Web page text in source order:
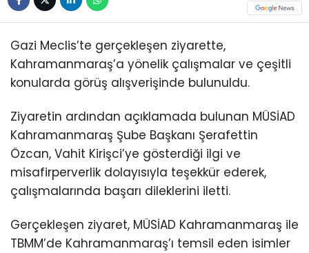
Gazi Meclis’te gerçekleşen ziyarette,
Kahramanmaraş’a yönelik çalışmalar ve çeşitli
konularda görüş alışverişinde bulunuldu.
Ziyaretin ardından açıklamada bulunan MÜSİAD
Kahramanmaraş Şube Başkanı Şerafettin
Özcan, Vahit Kirişci’ye gösterdiği ilgi ve
misafirperverlik dolayısıyla teşekkür ederek,
çalışmalarında başarı dileklerini iletti.
Gerçekleşen ziyaret, MÜSİAD Kahramanmaraş ile
TBMM’de Kahramanmaraş’ı temsil eden isimler